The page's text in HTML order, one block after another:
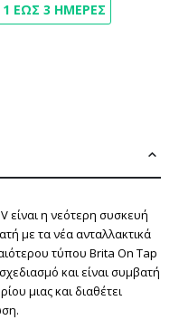
ΈΩΣ 3 ΗΜΈΡΕΣ
είναι η νεότερη συσκευή
με τα νέα ανταλλακτικά
τύπου Brita On Tap
και είναι συμβατή
μιας και διαθέτει